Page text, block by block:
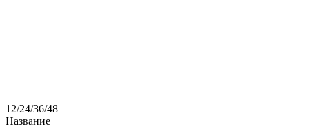
12/24/36/48
Название